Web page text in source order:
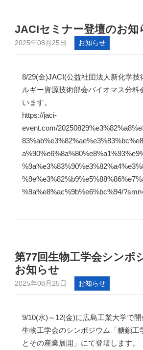
JACIセミナー登壇のお知
2025年08月25日 お知らせ
8/29(金)JACI(公益社団法人新化学技
ルギー資源技術部会バイオマス分科
います。
https://jaci-
event.com/
%9a%e8%ac%9b%e6%bc%94/
第77回生物工学会シンポ
お知らせ
2025年08月25日 お知らせ
9/10(水)～12(金)に広島工業大学で
生物工学会のシンポジウム「糖鎖工
とその産業展開」にて登壇します。